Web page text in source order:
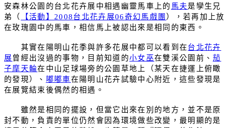
安森林公園的台北花卉展中相遇幽靈馬車上的 馬夫是孿生兄
弟（
【活動】 2008台北花卉展06奇幻馬戲團 ），若再加上放
在玫瑰園中的馬車，相信馬上被認出來是相同的東西。
其實在陽明山花季與許多花展中都可以看到在台北花卉
展 曾經出沒過的事物，目前知道的小女巫在雙溪公園前、茄
子摩天輪在中山足球場旁的公園草地上（某天在捷運上俯瞰
的發現）、 嘟嘟車在陽明山花卉試驗中心附近，這些發現是
在展覽結束後偶然的相遇。
雖然是相同的擺設，但當它出來在別的地方，並不是原
封不動，負責的單位仍然會因為環境做些改變，最明顯的是